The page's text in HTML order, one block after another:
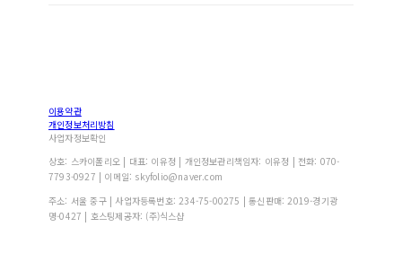
이용약관
개인정보처리방침
사업자정보확인
상호: 스카이폴리오 | 대표: 이유정 | 개인정보관리책임자: 이유정 | 전화: 070-
7793-0927 | 이메일: skyfolio@naver.com
주소: 서울 중구 | 사업자등록번호: 234-75-00275 | 통신판매: 2019-경기광
명-0427 | 호스팅제공자: (주)식스샵